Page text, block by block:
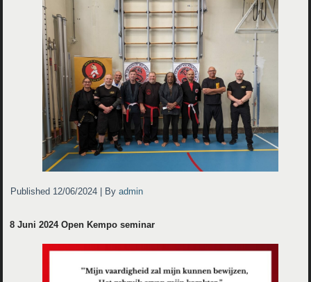
Published 12/06/2024 By admin
8 Juni 2024 Open Kempo seminar